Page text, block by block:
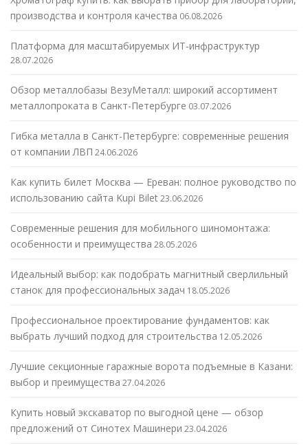
производства и контроля качества 06.08.2026
Платформа для масштабируемых ИТ-инфраструктур
28.07.2026
Обзор металлобазы ВезуМеталл: широкий ассортимент
металлопроката в Санкт-Петербурге 03.07.2026
Гибка металла в Санкт-Петербурге: современные решения
от компании ЛВП 24.06.2026
Как купить билет Москва — Ереван: полное руководство по
использованию сайта Kupi Bilet23.06.2026
Современные решения для мобильного шиномонтажа:
особенности и преимущества 28.05.2026
Идеальный выбор: как подобрать магнитный сверлильный
станок для профессиональных задач 18.05.2026
Профессиональное проектирование фундаментов: как
выбрать лучший подход для строительства 12.05.2026
Лучшие секционные гаражные ворота подъемные в Казани:
выбор и преимущества 27.04.2026
Купить новый экскаватор по выгодной цене — обзор
предложений от Синотех Машинери 23.04.2026